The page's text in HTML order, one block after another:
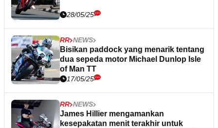
28/05/25
RR NEWS
Bisikan paddock yang menarik tentang
dua sepeda motor Michael Dunlop Isle
of Man TT
17/05/25
RR NEWS
James Hillier mengamankan
kesepakatan menit terakhir untuk